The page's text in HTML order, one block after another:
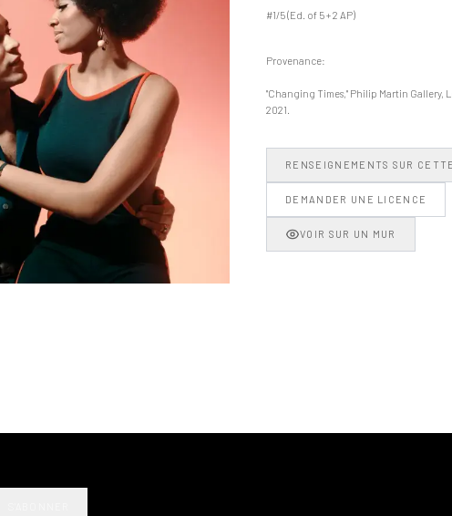
#1/5 (Ed. of 5 + 2 AP)
Provenance:
"Changing Times," Philip Martin Gallery,
2021.
RENSEIGNEMENTS SUR
DEMANDER UNE LICENCE
VOIR SUR UN MUR